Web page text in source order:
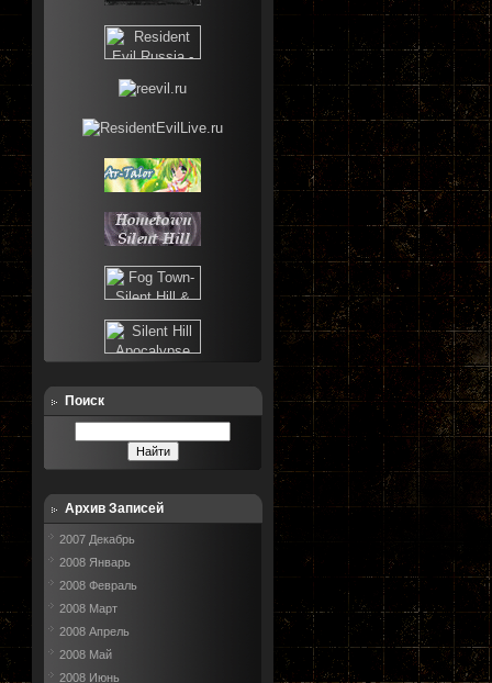
Поиск
Архив Записей
2007 Декабрь
2008 Январь
2008 Февраль
2008 Март
2008 Апрель
2008 Май
2008 Июнь